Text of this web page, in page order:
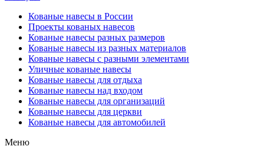
Кованые навесы в России
Проекты кованых навесов
Кованые навесы разных размеров
Кованые навесы из разных материалов
Кованые навесы с разными элементами
Уличные кованые навесы
Кованые навесы для отдыха
Кованые навесы над входом
Кованые навесы для организаций
Кованые навесы для церкви
Кованые навесы для автомобилей
Меню